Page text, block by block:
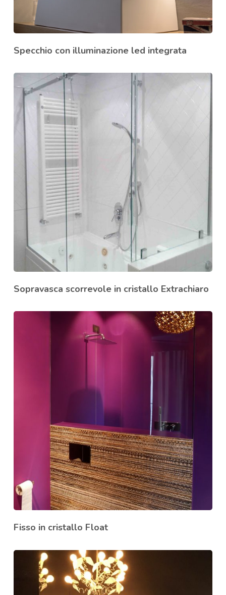
Specchio con illuminazione led integrata
Sopravasca scorrevole in cristallo Extrachiaro
Fisso in cristallo Float